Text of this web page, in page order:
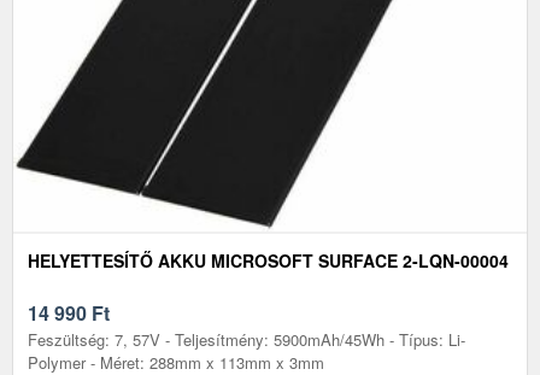
HELYETTESÍTŐ AKKU MICROSOFT SURFACE 2-LQN-00004
14 990 Ft
Feszültség: 7, 57V - Teljesítmény: 5900mAh/45Wh - Típus: Li-
Polymer - Méret: 288mm x 113mm x 3mm